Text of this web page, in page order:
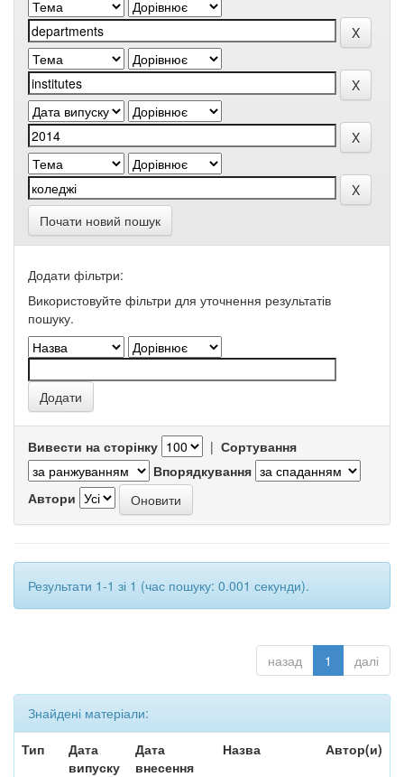
Почати новий пошук
Додати фільтри:
Використовуйте фільтри для уточнення результатів
пошуку.
Вивести на сторінку | Сортування
Впорядкування
Автори
Результати 1-1 зі 1 (час пошуку: 0.001 секунди).
назад 1 далі
Знайдені матеріали:
Тип
Дата
випуску
Дата
внесення
Назва Автор(и)